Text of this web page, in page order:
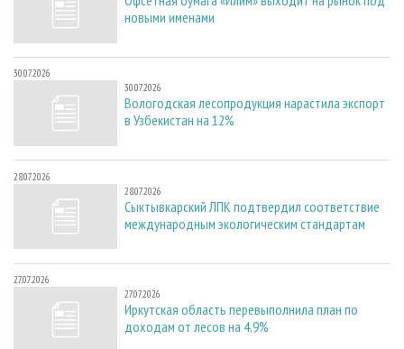
новыми именами
30.07.2026
30.07.2026
Вологодская лесопродукция нарастила экспорт
в Узбекистан на 12%
28.07.2026
28.07.2026
Сыктывкарский ЛПК подтвердил соответствие
международным экологическим стандартам
27.07.2026
27.07.2026
Иркутская область перевыполнила план по
доходам от лесов на 4,9%